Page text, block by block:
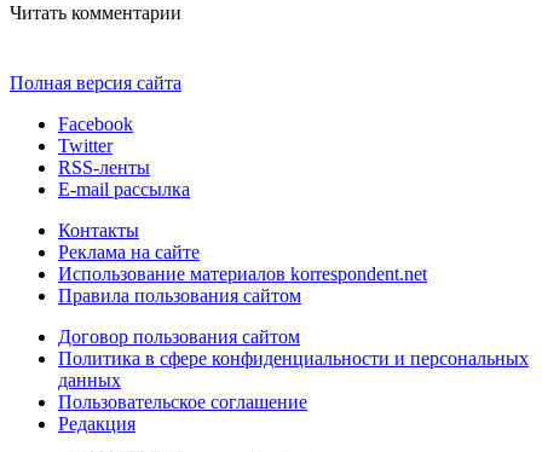
Читать комментарии
Полная версия сайта
Facebook
Twitter
RSS-ленты
E-mail рассылка
Контакты
Реклама на сайте
Использование материалов korrespondent.net
Правила пользования сайтом
Договор пользования сайтом
Политика в сфере конфиденциальности и персональных
данных
Пользовательское соглашение
Редакция